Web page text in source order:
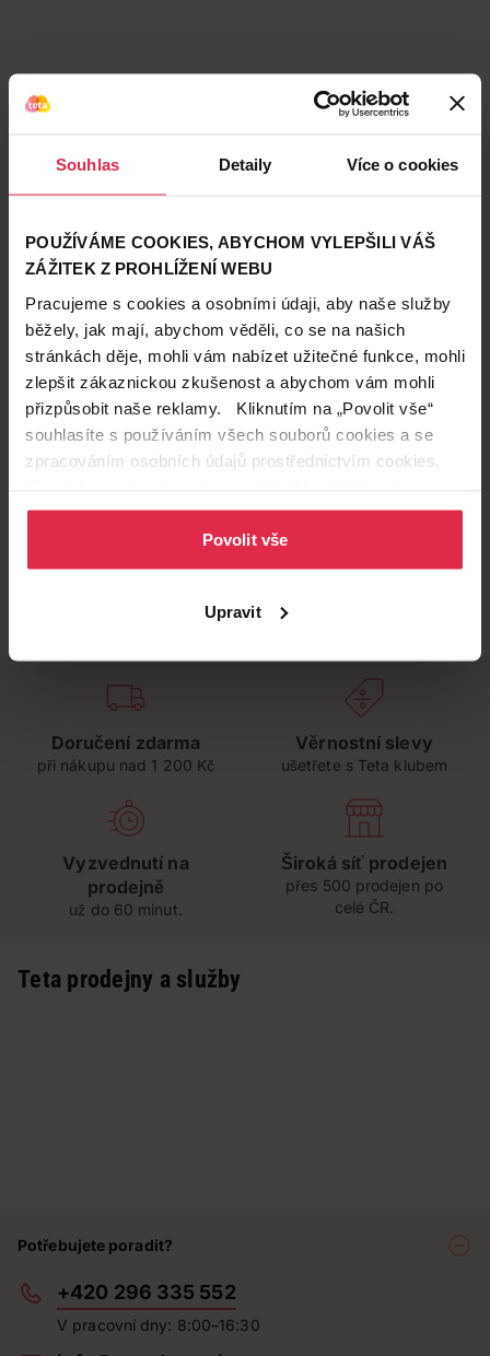
Souhlas Detaily Více o cookies
POUŽÍVÁME COOKIES, ABYCHOM VYLEPŠILI VÁŠ
ZÁŽITEK Z PROHLÍŽENÍ WEBU
Pracujeme s cookies a osobními údaji, aby naše služby
běžely, jak mají, abychom věděli, co se na našich
stránkách děje, mohli vám nabízet užitečné funkce, mohli
zlepšit zákaznickou zkušenost a abychom vám mohli
přizpůsobit naše reklamy. Kliknutím na „Povolit vše“
souhlasíte s používáním všech souborů cookies a se
zpracováním osobních údajů prostřednictvím cookies.
osobních údajů.
Povolit vše
Upravit
Podobné produkty
Doručení zdarma
při nákupu nad 1 200 Kč
Věrnostní slevy
ušetřete s Teta klubem
Vyzvednutí na
prodejně
už do 60 minut.
Široká síť prodejen
přes 500 prodejen po
celé ČR.
Teta prodejny a služby
Potřebujete poradit?
+420 296 335 552
V pracovní dny: 8:00–16:30